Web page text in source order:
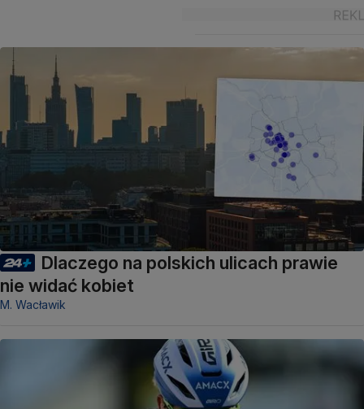
Dlaczego na polskich ulicach prawie
nie widać kobiet
M. Wacławik